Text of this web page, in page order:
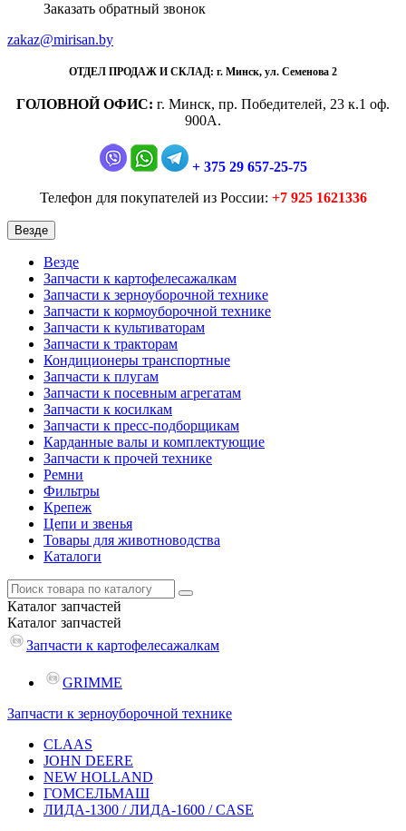
Заказать обратный звонок
zakaz@mirisan.by
ОТДЕЛ ПРОДАЖ И СКЛАД: г. Минск, ул. Семенова 2
ГОЛОВНОЙ ОФИС: г. Минск, пр. Победителей, 23 к.1 оф.
900А.
+ 375 29 657-25-75
Телефон для покупателей из России: +7 925 1621336
Везде
Везде
Запчасти к картофелесажалкам
Запчасти к зерноуборочной технике
Запчасти к кормоуборочной технике
Запчасти к культиваторам
Запчасти к тракторам
Кондиционеры транспортные
Запчасти к плугам
Запчасти к посевным агрегатам
Запчасти к косилкам
Запчасти к пресс-подборщикам
Карданные валы и комплектующие
Запчасти к прочей технике
Ремни
Фильтры
Крепеж
Цепи и звенья
Товары для животноводства
Каталоги
Каталог запчастей
Каталог запчастей
Запчасти к картофелесажалкам
GRIMME
Запчасти к зерноуборочной технике
CLAAS
JOHN DEERE
NEW HOLLAND
ГОМСЕЛЬМАШ
ЛИДА-1300 / ЛИДА-1600 / CASE